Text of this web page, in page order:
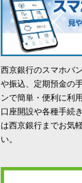
西京銀行のスマホバ
や振込、定期預金の
ンで簡単・便利に利
口座開設や各種手続
は西京銀行までお気
い。